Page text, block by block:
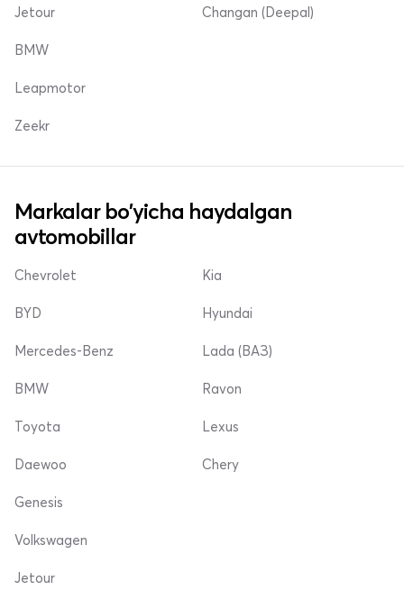
Jetour Changan (Deepal)
BMW
Leapmotor
Zeekr
Markalar bo'yicha haydalgan
avtomobillar
Chevrolet
BYD
Mercedes-Benz
Kia
Hyundai
Lada (ВАЗ)
BMW
Toyota
Daewoo
Ravon
Lexus
Chery
Genesis
Volkswagen
Jetour